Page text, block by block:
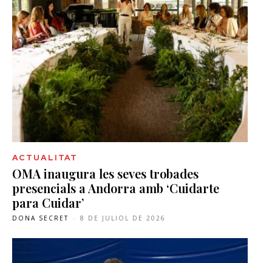
ACTUALITAT
OMA inaugura les seves trobades
presencials a Andorra amb ‘Cuidarte
para Cuidar’
DONA SECRET - 8 DE JULIOL DE 2026